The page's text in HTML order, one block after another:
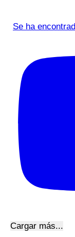
Se ha
Cargar más...